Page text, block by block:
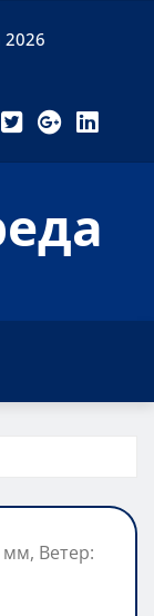
2026
мм, Ветер: